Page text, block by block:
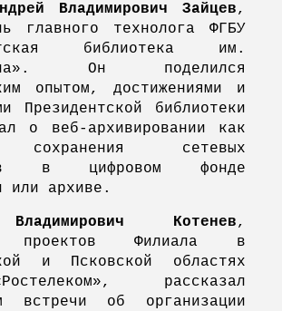
Владимирович Зайцев,
главного технолога ФГБУ
библиотека им.
Он поделился
опытом, достижениями и
Президентской библиотеки
о веб-архивировании как
сохранения сетевых
в цифровом фонде
или архиве.
Котенев,
проектов Филиала в
и Псковской областях
рассказал
встречи об организации